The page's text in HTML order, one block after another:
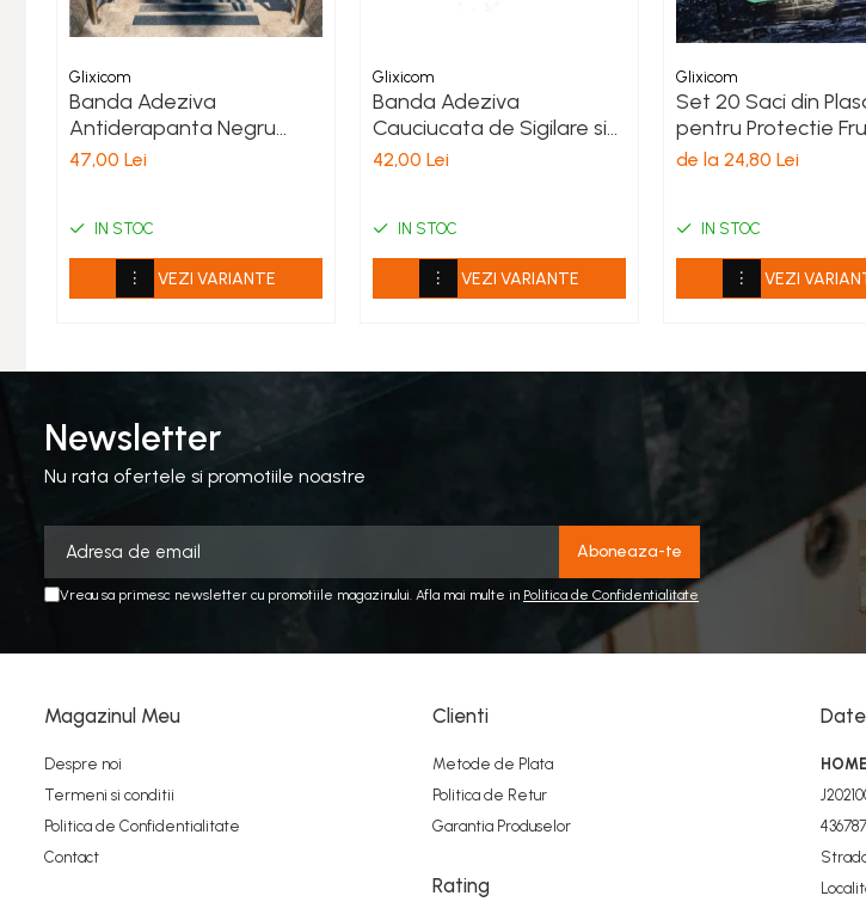
Glixicom
Banda Adeziva
Antiderapanta Negru
pentru Scari/Trepte
Multisuprafete Lungime 5
m Latime 5 cm
47,00 Lei
IN STOC
VEZI VARIANTE
Glixicom
Banda Adeziva
Cauciucata de Sigilare si
Etansare Tevi sau
42,00 Lei
IN STOC
VEZI VARIANTE
Glixicom
Set 20 Saci din
pentru Protectie Fructe si
Legume, Anti-
Snur 7 x 9 cm
de la 24,80 Lei
IN STOC
VEZI
Newsletter
Nu rata ofertele si promotiile noastre
Vreau sa primesc newsletter cu promotiile magazinului. Afla mai multe in Politica de Confidentialitate
Magazinul Meu
Despre noi
Termeni si conditii
Politica de Confidentialitate
Contact
Clienti
Metode de Plata
Politica de Retur
Garantia Produselor
Rating